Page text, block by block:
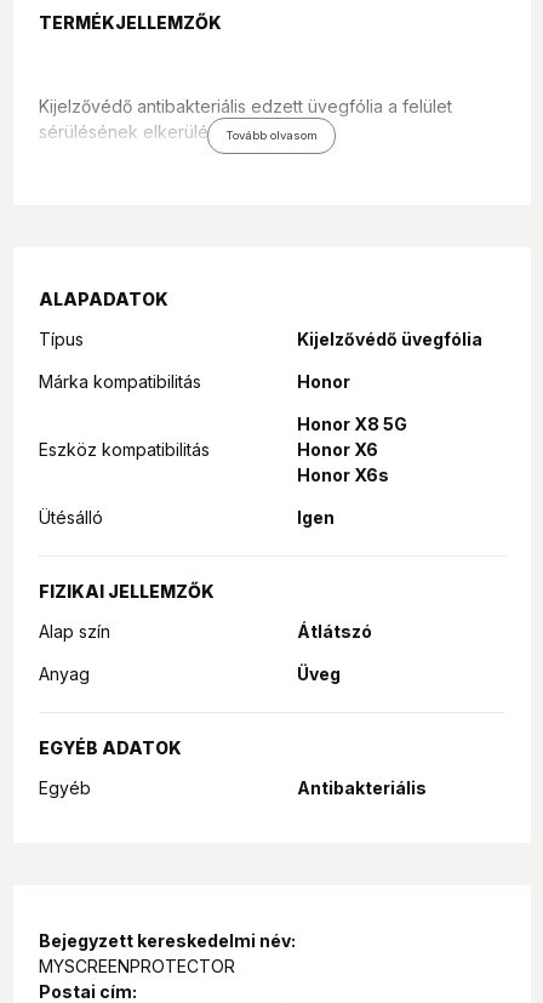
TERMÉKJELLEMZŐK
Kijelzővédő antibakteriális edzett üvegfólia a felület
sérülésének elkerülésére.
Leírás: Kijelzővédő edzett üvegfólia
Tovább olvasom
ALAPADATOK
Típus
Kijelzővédő üvegfólia
Márka kompatibilitás Honor
Eszköz kompatibilitás
Honor X8 5G
Honor X6
Honor X6s
Ütésálló Igen
FIZIKAI JELLEMZŐK
Alap szín
Átlátszó
Anyag Üveg
EGYÉB ADATOK
Egyéb
Antibakteriális
Bejegyzett kereskedelmi név:
MYSCREENPROTECTOR
Postai cím: